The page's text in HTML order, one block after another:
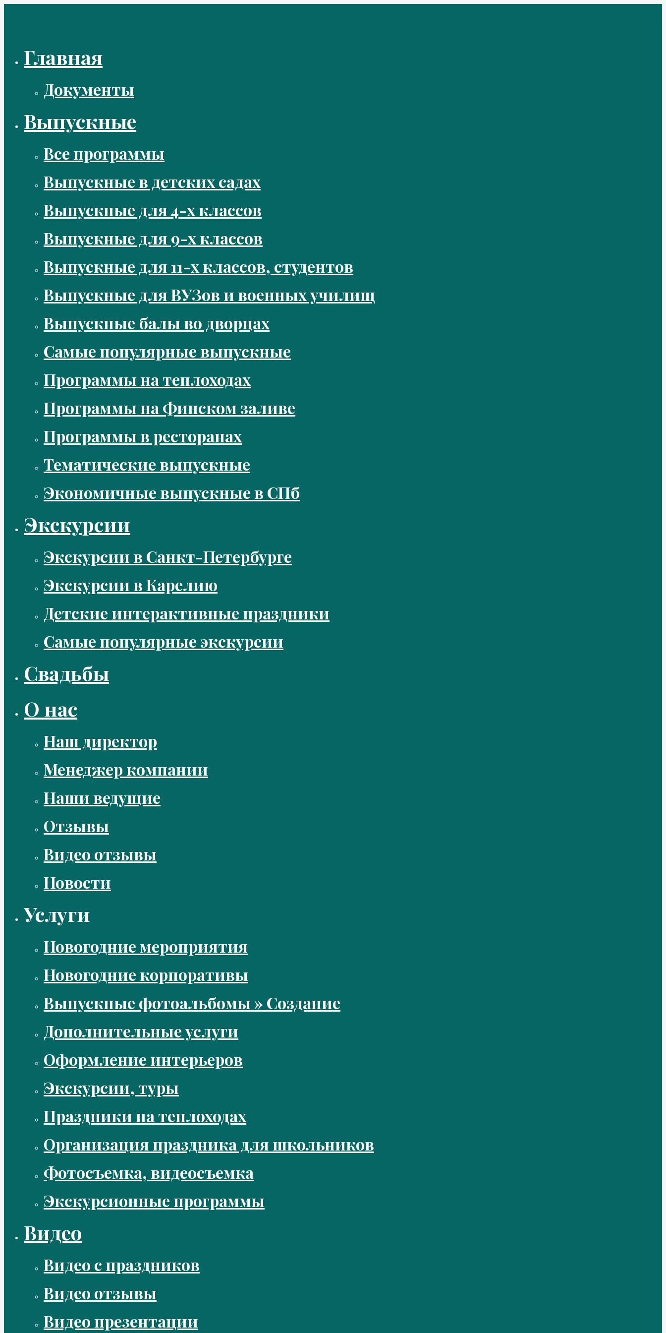
Главная
Документы
Выпускные
Все программы
Выпускные в детских садах
Выпускные для 4-х классов
Выпускные для 9-х классов
Выпускные для 11-х классов, студентов
Выпускные для ВУЗов и военных училищ
Выпускные балы во дворцах
Самые популярные выпускные
Программы на теплоходах
Программы на Финском заливе
Программы в ресторанах
Тематические выпускные
Экономичные выпускные в СПб
Экскурсии
Экскурсии в Санкт-Петербурге
Экскурсии в Карелию
Детские интерактивные праздники
Самые популярные экскурсии
Свадьбы
О нас
Наш директор
Менеджер компании
Наши ведущие
Отзывы
Видео отзывы
Новости
Услуги
Новогодние мероприятия
Новогодние корпоративы
Выпускные фотоальбомы » Создание
Дополнительные услуги
Оформление интерьеров
Экскурсии, туры
Праздники на теплоходах
Организация праздника для школьников
Фотосъемка, видеосъемка
Экскурсионные программы
Видео
Видео с праздников
Видео отзывы
Видео презентации